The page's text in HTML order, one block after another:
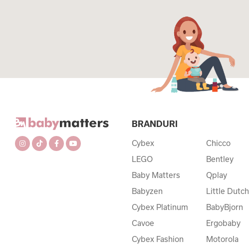
BRANDURI
Cybex
LEGO
Baby Matters
Babyzen
Cybex Platinum
Cavoe
Cybex Fashion
Chicco
Bentley
Qplay
Little Dutch
BabyBjorn
Ergobaby
Motorola